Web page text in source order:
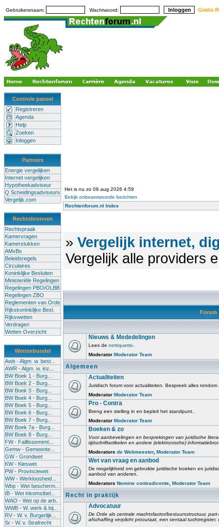
Gebruikersnaam: Wachtwoord: Gratis
Controle paneel
Registreren
Agenda
Help
Zoeken
Inloggen
Partners
Energie vergelijken
Internet vergelijken
Hypotheekadviseur
Q Scheidingsadviseurs
Vergelijk.com
Rechtsbronnen
Rechtspraak
Kamervragen
Kamerstukken
AMvBs
Beleidsregels
Circulaires
Koninklijke Besluiten
Ministeriële Regelingen
Regelingen PBO/OLBB
Regelingen ZBO
Reglementen van Orde
Rijkskoninklijke Besl.
Rijkswetten
Verdragen
Wetten Overzicht
Wettenbundel
Awb - Algm. w. best...
AWR - Algm. w. inz...
BW Boek 1 - Burg...
BW Boek 2 - Burg...
BW Boek 3 - Burg...
BW Boek 4 - Burg...
BW Boek 5 - Burg...
BW Boek 6 - Burg...
BW Boek 7 - Burg...
BW Boek 7a - Burg...
BW Boek 8 - Burg...
FW - Faillissement...
Gemw - Gemeente...
GW - Grondwet
KW - Kieswet
PW - Provinciewet
WW - Werkloosheid...
Wbp - Wet bescherm...
IB - Wet inkomstbel...
WAO - Wet op de arb..
WWB - W. werk & bij...
RV - W. v. Burgerlijk...
Sr - W. v. Strafrecht
Het is nu zo 09 aug 2026 4:59
Bekijk onbeantwoorde berichten
Rechtenforum.nl Index
» Vergelijk internet,
Vergelijk alle providers
Forum
Nieuws & Mededelingen
Lees de nettiquette
Moderator Moderator Team
Algemeen
Actualiteiten
Juridisch forum voor actualiteiten. Bespreek alles
Moderator Moderator Team
Pro - Contra
Breng een stelling in en bepleit het standpunt.
Moderator Moderator Team
Boeken & zo
Voor aanbevelingen en besprekingen van juridische
tijdschriftartikelen en andere (elektronische)
Moderators de Webmeester, Moderator Team
Wet van vraag en aanbod
De mogelijkheid om gebruikte juridische boeken en
aanbod van anderen.
Moderators Nemine contradicente Moderator Team
Recht in praktijk
Advocatuur
De Orde als centrale machtsfactor/bestuursstructuur,
afschaffing verplicht procuraat, een centaal